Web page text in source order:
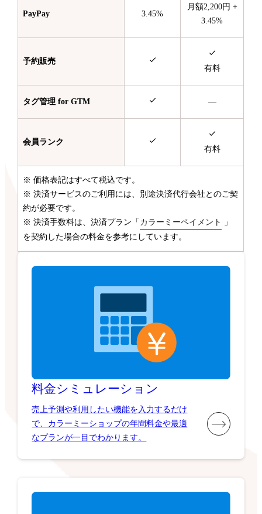
PayPay 3.45%
月額2,200円 +
3.45%
予約販売
有料
タグ管理 for GTM —
会員ランク
有料
※ 価格表記はすべて税込です。
※ 決済サービスのご利用には、別途決済代行会社とのご契
約が必要です。
※ 決済手数料は、決済プラン「 カラーミーペイメント
」
を契約した場合の料金を参考にしています。
料金シミュレーション
売上予測や利用したい機能を入力するだけ
で、カラーミーショップの年間料金や最適
なプランが一目でわかります。